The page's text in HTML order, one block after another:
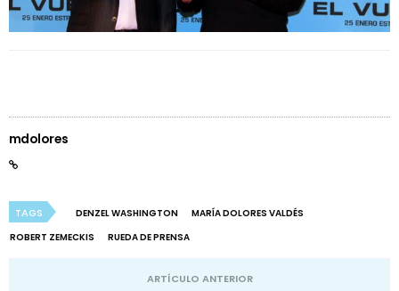
mdolores
TAGS DENZEL WASHINGTON
MARÍA DOLORES VALDÉS
ROBERT ZEMECKIS
RUEDA DE PRENSA
ARTÍCULO ANTERIOR